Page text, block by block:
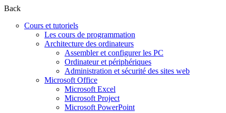
Back
Cours et tutoriels
Les cours de programmation
Architecture des ordinateurs
Assembler et configurer les PC
Ordinateur et périphériques
Administration et sécurité des sites web
Microsoft Office
Microsoft Excel
Microsoft Project
Microsoft PowerPoint